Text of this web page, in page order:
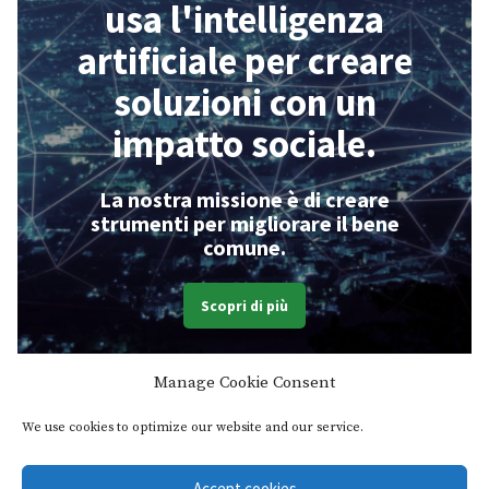
Manage Cookie Consent
We use cookies to optimize our website and our service.
usa l'intelligenza
artificiale per creare
soluzioni con un
impatto sociale.
La nostra missione è di creare
strumentiper migliorareil bene
comune.
Scopri di più
Receive our Newsletters: